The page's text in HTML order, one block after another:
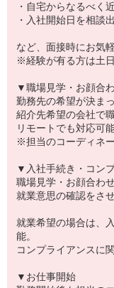
・自宅からなるべく
・入社開始日を相談
など、面接時にお気
※経験が有る方は土
▼職場見学・お顔合
勤務先の希望が決ま
紹介先希望の会社で
リモートでも対応可
※担当のコーディネ
▼入社手続き・コン
職場見学・お顔合わ
就業意思の確認をさ
就業希望の場合は、
能。
コンプライアンスに
▼お仕事開始